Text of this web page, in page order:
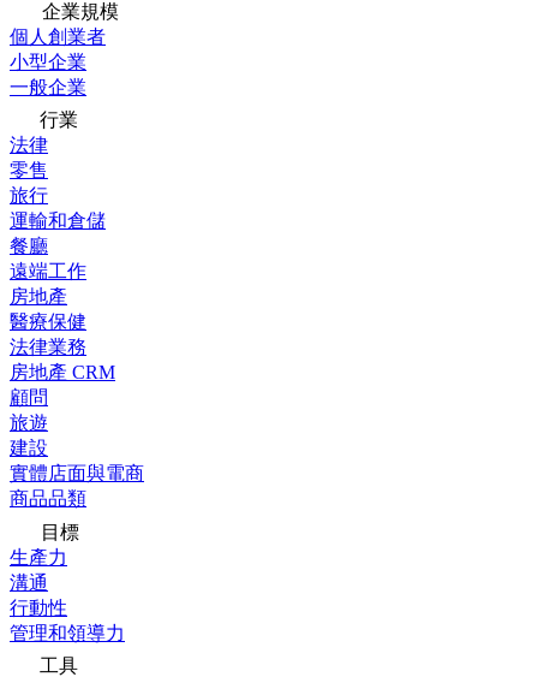
企業規模
個人創業者
小型企業
一般企業
行業
法律
零售
旅行
運輸和倉儲
餐廳
遠端工作
房地產
醫療保健
法律業務
房地產 CRM
顧問
旅遊
建設
實體店面與電商
商品品類
目標
生產力
溝通
行動性
管理和領導力
工具